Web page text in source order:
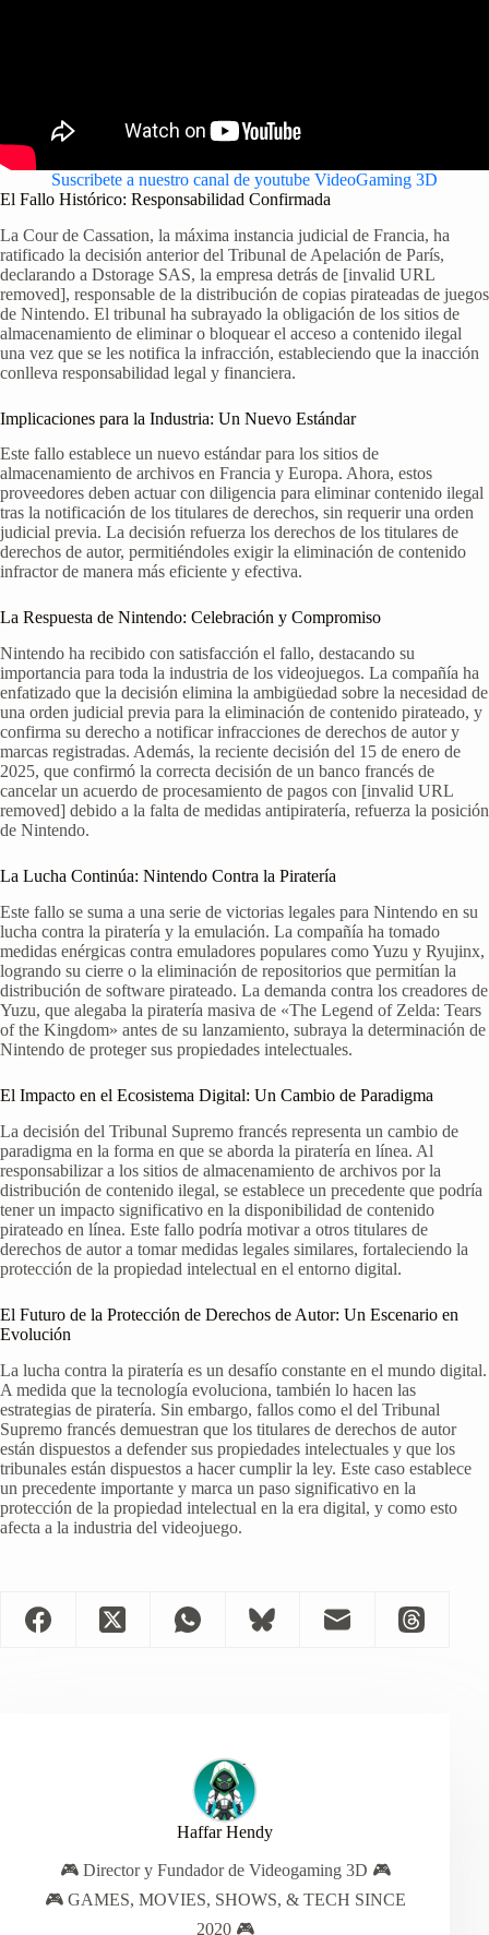
Suscribete a nuestro canal de youtube VideoGaming 3D
El Fallo Histórico: Responsabilidad Confirmada
La Cour de Cassation, la máxima instancia judicial de Francia, ha
ratificado la decisión anterior del Tribunal de Apelación de París,
declarando a Dstorage SAS, la empresa detrás de [invalid URL
removed], responsable de la distribución de copias pirateadas de juegos
de Nintendo. El tribunal ha subrayado la obligación de los sitios de
almacenamiento de eliminar o bloquear el acceso a contenido ilegal
una vez que se les notifica la infracción, estableciendo que la inacción
conlleva responsabilidad legal y financiera.
Implicaciones para la Industria: Un Nuevo Estándar
Este fallo establece un nuevo estándar para los sitios de
almacenamiento de archivos en Francia y Europa. Ahora, estos
proveedores deben actuar con diligencia para eliminar contenido ilegal
tras la notificación de los titulares de derechos, sin requerir una orden
judicial previa. La decisión refuerza los derechos de los titulares de
derechos de autor, permitiéndoles exigir la eliminación de contenido
infractor de manera más eficiente y efectiva.
La Respuesta de Nintendo: Celebración y Compromiso
Nintendo ha recibido con satisfacción el fallo, destacando su
importancia para toda la industria de los videojuegos. La compañía ha
enfatizado que la decisión elimina la ambigüedad sobre la necesidad de
una orden judicial previa para la eliminación de contenido pirateado, y
confirma su derecho a notificar infracciones de derechos de autor y
marcas registradas. Además, la reciente decisión del 15 de enero de
2025, que confirmó la correcta decisión de un banco francés de
cancelar un acuerdo de procesamiento de pagos con [invalid URL
removed] debido a la falta de medidas antipiratería, refuerza la posición
de Nintendo.
La Lucha Continúa: Nintendo Contra la Piratería
Este fallo se suma a una serie de victorias legales para Nintendo en su
lucha contra la piratería y la emulación. La compañía ha tomado
medidas enérgicas contra emuladores populares como Yuzu y Ryujinx,
logrando su cierre o la eliminación de repositorios que permitían la
distribución de software pirateado. La demanda contra los creadores de
Yuzu, que alegaba la piratería masiva de «The Legend of Zelda: Tears
of the Kingdom» antes de su lanzamiento, subraya la determinación de
Nintendo de proteger sus propiedades intelectuales.
El Impacto en el Ecosistema Digital: Un Cambio de Paradigma
La decisión del Tribunal Supremo francés representa un cambio de
paradigma en la forma en que se aborda la piratería en línea. Al
responsabilizar a los sitios de almacenamiento de archivos por la
distribución de contenido ilegal, se establece un precedente que podría
tener un impacto significativo en la disponibilidad de contenido
pirateado en línea. Este fallo podría motivar a otros titulares de
derechos de autor a tomar medidas legales similares, fortaleciendo la
protección de la propiedad intelectual en el entorno digital.
El Futuro de la Protección de Derechos de Autor: Un Escenario en
Evolución
La lucha contra la piratería es un desafío constante en el mundo digital.
A medida que la tecnología evoluciona, también lo hacen las
estrategias de piratería. Sin embargo, fallos como el del Tribunal
Supremo francés demuestran que los titulares de derechos de autor
están dispuestos a defender sus propiedades intelectuales y que los
tribunales están dispuestos a hacer cumplir la ley. Este caso establece
un precedente importante y marca un paso significativo en la
protección de la propiedad intelectual en la era digital, y como esto
afecta a la industria del videojuego.
Haffar Hendy
🎮 Director y Fundador de Videogaming 3D 🎮
🎮 GAMES, MOVIES, SHOWS, & TECH SINCE
2020 🎮